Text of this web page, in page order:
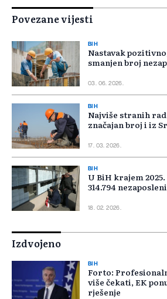
Povezane vijesti
BIH
Nastavak
smanjen broj
03. 06. 2026.
BIH
Najviše stranih
značajan broj i iz
17. 03. 2026.
BIH
U BiH krajem
314.794
18. 02. 2026.
Izdvojeno
BIH
Forto:
više čekati, EK
rješenje